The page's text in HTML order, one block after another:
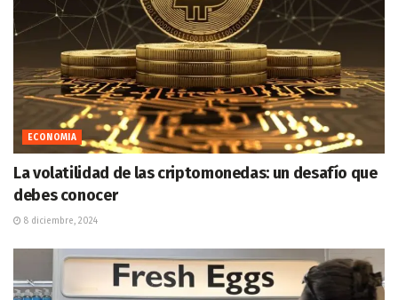
ECONOMIA
La volatilidad de las criptomonedas: un desafío que
debes conocer
8 diciembre, 2024